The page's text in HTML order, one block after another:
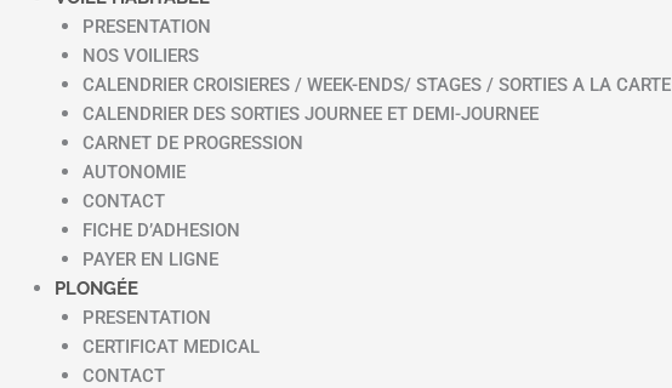
PRESENTATION
NOS VOILIERS
CALENDRIER CROISIERES / WEEK-ENDS/ STAGES / SORTIES A LA CARTE
CALENDRIER DES SORTIES JOURNEE ET DEMI-JOURNEE
CARNET DE PROGRESSION
AUTONOMIE
CONTACT
FICHE D’ADHESION
PAYER EN LIGNE
PLONGÉE
PRESENTATION
CERTIFICAT MEDICAL
CONTACT